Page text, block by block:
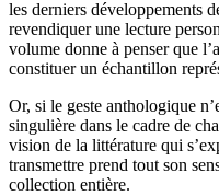
les derniers développements
revendiquer une lecture
volume donne à penser que
constituer un échantillon
Or, si le geste anthologique
singulière dans le cadre de
vision de la littérature qui
transmettre prend tout son
collection entière.